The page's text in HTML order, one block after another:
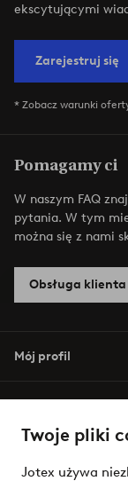
Twoje pliki
Jotex używa
ekscytującymi
Zarejestruj się
* Zobacz warunki
Pomagamy ci
W naszym FAQ
pytania. W tym
można się z nami
Obsługa klienta
Mój profil